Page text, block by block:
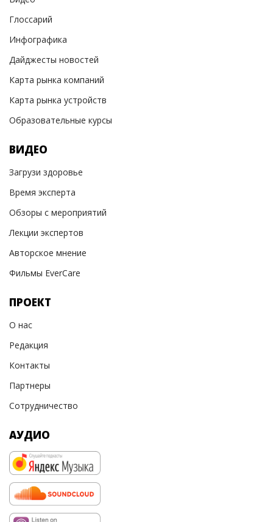
Глоссарий
Инфографика
Дайджесты новостей
Карта рынка компаний
Карта рынка устройств
Образовательные курсы
ВИДЕО
Загрузи здоровье
Время эксперта
Обзоры с мероприятий
Лекции экспертов
Авторское мнение
Фильмы EverCare
ПРОЕКТ
О нас
Редакция
Контакты
Партнеры
Сотрудничество
АУДИО